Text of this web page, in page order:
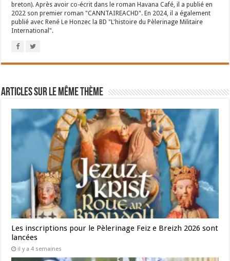
breton). Après avoir co-écrit dans le roman Havana Café, il a publié en
2022 son premier roman "CANNTAIREACHD". En 2024, il a également
publié avec René Le Honzec la BD "L'histoire du Pèlerinage Militaire
International".
Articles sur le même thème
Les inscriptions pour le Pèlerinage Feiz e Breizh 2026 sont
lancées
il y a 4 semaines